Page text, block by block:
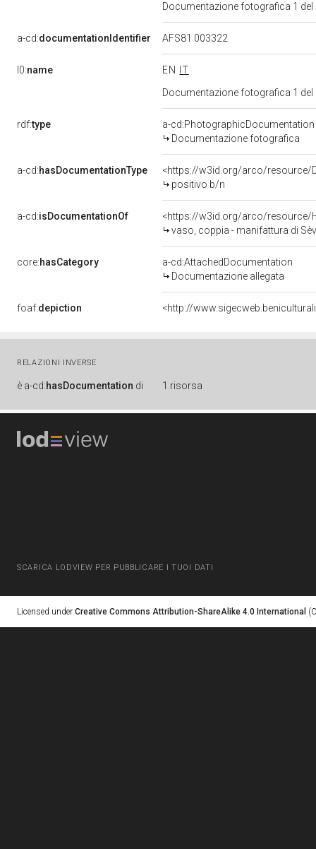
Documentazione fotografica 1
a-cd:documentationIdentifier AFS81 003322
l0:name EN
IT
Documentazione fotografica 1
rdf:type
a-cd:PhotographicDocumentation
Documentazione fotografica
a-cd:hasDocumentationType
<https://w3id.org/arco/resource/
positivo b/n
a-cd:isDocumentationOf
<https://w3id.org/arco/resource/
vaso, coppia - manifattura di
core:hasCategory
a-cd:AttachedDocumentation
Documentazione allegata
foaf:depiction <http://
RELAZIONI INVERSE
è a-cd:hasDocumentation di 1 risorsa
SCARICA LODVIEW PER PUBBLICARE I TUOI DATI
Licensed under Creative Commons Attribution-ShareAlike 4.0 International